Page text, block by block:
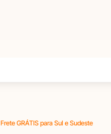
Frete GRÁTIS para Sul e Sudeste